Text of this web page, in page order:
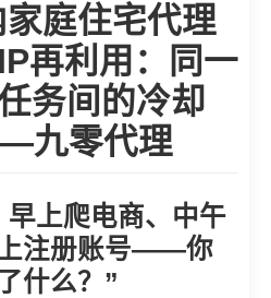
庭住宅代理
再利用：同一
务间的冷却
九零代理
早上爬电商、中午
注册账号——你
什么？”